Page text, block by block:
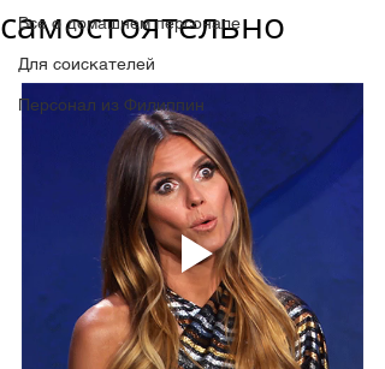
Все о домашнем персонале
Для соискателей
Персонал из Филиппин
самостоятельно